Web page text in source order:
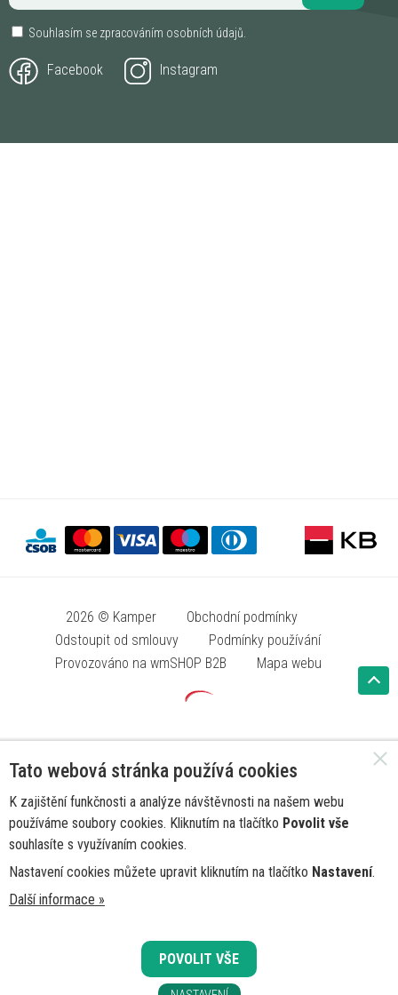
Souhlasím se zpracováním osobních údajů.
Facebook Instagram
2026 © Kamper
Obchodní podmínky
Odstoupit od smlouvy
Podmínky používání
Provozováno na wmSHOP B2B
Mapa webu
Tato webová stránka používá cookies
K zajištění funkčnosti a analýze návštěvnosti na našem webu
používáme soubory cookies. Kliknutím na tlačítko Povolit vše
souhlasíte s využívaním cookies.
Nastavení cookies můžete upravit kliknutím na tlačítko Nastavení.
Další informace »
POVOLIT VŠE